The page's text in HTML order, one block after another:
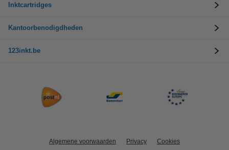
Inktcartridges
Kantoorbenodigdheden
123inkt.be
Algemene voorwaarden Privacy Cookies